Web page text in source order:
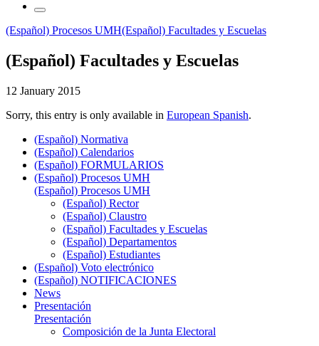
(Español) Procesos UMH(Español) Facultades y Escuelas
(Español) Facultades y Escuelas
12 January 2015
Sorry, this entry is only available in European Spanish.
(Español) Normativa
(Español) Calendarios
(Español) FORMULARIOS
(Español) Procesos UMH
(Español) Procesos UMH
(Español) Rector
(Español) Claustro
(Español) Facultades y Escuelas
(Español) Departamentos
(Español) Estudiantes
(Español) Voto electrónico
(Español) NOTIFICACIONES
News
Presentación
Presentación
Composición de la Junta Electoral